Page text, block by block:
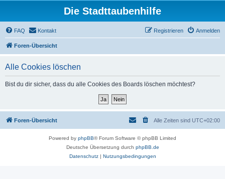
Die Stadttaubenhilfe
FAQ Kontakt Anmelden
Registrieren
Foren-Übersicht
Alle Cookies löschen
Bist du dir sicher, dass du alle Cookies des Boards löschen möchtest?
Foren-Übersicht Alle Zeiten sind UTC+02:00
Powered by phpBB® Forum Software © phpBB Limited
Deutsche Übersetzung durch phpBB.de
Datenschutz| Nutzungsbedingungen